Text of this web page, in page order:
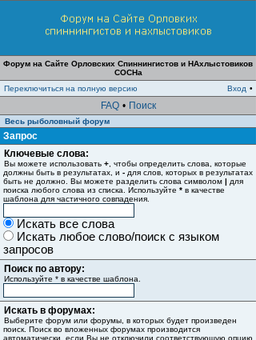
Форум на Сайте Орловских Спиннингистов и НАхлыстовиков
СОСНа
Переключиться на полную версию
Вход •
FAQ • Поиск
Весь рыболовный форум
Запрос
Ключевые слова:
Вы можете использовать + , чтобы определить слова, которые
должны быть в результатах, и - для слов, которых в результатах
быть не должно. Вы можете разделить слова символом | для
поиска любого слова из списка. Используйте * в качестве
шаблона для частичного совпадения.
Искать все слова
Искать любое слово/поиск с языком
запросов
Поиск по автору:
Используйте * в качестве шаблона.
Искать в форумах:
Выберите форум или форумы, в которых будет произведен
поиск. Поиск во вложенных форумах производится
автоматически, если Вы не отключили соответствующую опцию